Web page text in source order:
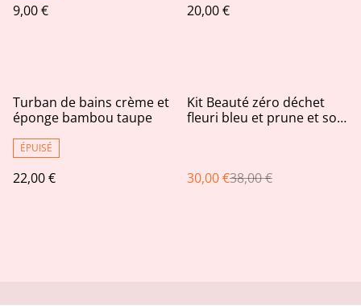
9,00 €
20,00 €
Turban de bains crème et
éponge bambou taupe
ÉPUISÉ
22,00 €
%
Kit Beauté zéro déchet
fleuri bleu et prune et son
30,00 €38,00 €